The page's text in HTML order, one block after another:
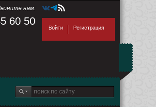
нам:
60 50
Войти Регистрация